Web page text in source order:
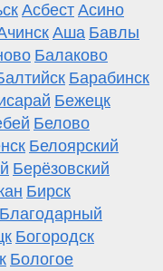
Асбест Асино
Аша Бавлы
Балаково
Барабинск
Бежецк
Белово
Белоярский
Берёзовский
Бирск
Благодарный
Богородск
Бологое